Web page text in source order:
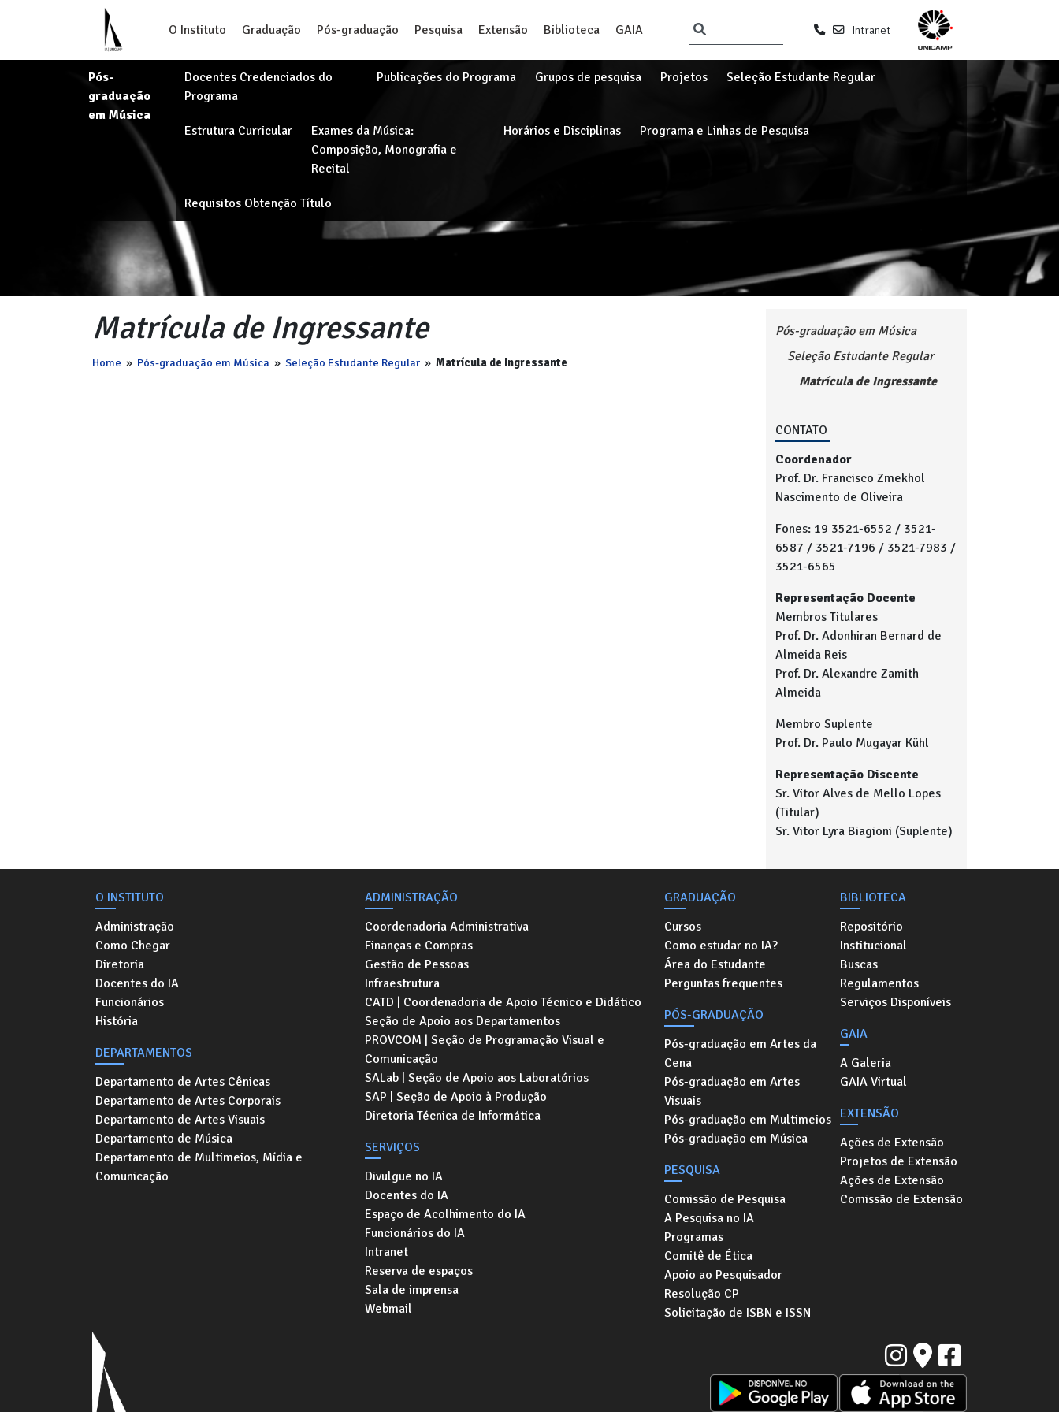
O Instituto Graduação Pós-graduação Pesquisa Extensão Biblioteca GAIA Intranet
Pós-
graduação
em Música
Docentes Credenciados do
Programa
Publicações do Programa Grupos de pesquisa Projetos Seleção Estudante Regular
Estrutura Curricular
Exames da Música:
Composição, Monografia e
Recital
Horários e Disciplinas Programa e Linhas de Pesquisa
Requisitos Obtenção Título
Matrícula de Ingressante
Home » Pós-graduação em Música » Seleção Estudante Regular » Matrícula de Ingressante
Pós-graduação em Música
Seleção Estudante Regular
Matrícula de Ingressante
CONTATO
Coordenador
Prof. Dr. Francisco Zmekhol
Nascimento de Oliveira
Fones: 19 3521-6552 / 3521-
6587 / 3521-7196 / 3521-7983 /
3521-6565
Representação Docente
Membros Titulares
Prof. Dr. Adonhiran Bernard de
Almeida Reis
Prof. Dr. Alexandre Zamith
Almeida
Membro Suplente
Prof. Dr. Paulo Mugayar Kühl
Representação Discente
Sr. Vitor Alves de Mello Lopes
(Titular)
Sr. Vitor Lyra Biagioni (Suplente)
O INSTITUTO
Administração
Como Chegar
Diretoria
Docentes do IA
Funcionários
História
DEPARTAMENTOS
Departamento de Artes Cênicas
Departamento de Artes Corporais
Departamento de Artes Visuais
Departamento de Música
Departamento de Multimeios, Mídia e
Comunicação
ADMINISTRAÇÃO
Coordenadoria Administrativa
Finanças e Compras
Gestão de Pessoas
Infraestrutura
CATD | Coordenadoria de Apoio Técnico e Didático
Seção de Apoio aos Departamentos
PROVCOM | Seção de Programação Visual e
Comunicação
SALab | Seção de Apoio aos Laboratórios
SAP | Seção de Apoio à Produção
Diretoria Técnica de Informática
SERVIÇOS
Divulgue no IA
Docentes do IA
Espaço de Acolhimento do IA
Funcionários do IA
Intranet
Reserva de espaços
Sala de imprensa
Webmail
GRADUAÇÃO
Cursos
Como estudar no IA?
Área do Estudante
Perguntas frequentes
PÓS-GRADUAÇÃO
Pós-graduação em Artes da
Cena
Pós-graduação em Artes
Visuais
Pós-graduação em Multimeios
Pós-graduação em Música
PESQUISA
Comissão de Pesquisa
A Pesquisa no IA
Programas
Comitê de Ética
Apoio ao Pesquisador
Resolução CP
Solicitação de ISBN e ISSN
BIBLIOTECA
Repositório
Institucional
Buscas
Regulamentos
Serviços Disponíveis
GAIA
A Galeria
GAIA Virtual
EXTENSÃO
Ações de Extensão
Projetos de Extensão
Ações de Extensão
Comissão de Extensão